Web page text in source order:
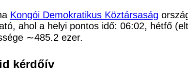
Kongói Demokratikus Köztársaság
ahol a helyi pontos idő: 06:02, hétfő
∼485.2 ezer.
kérdőív